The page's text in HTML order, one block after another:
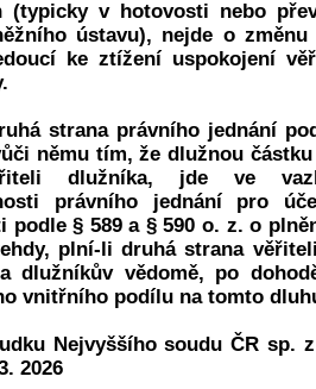
(typicky v hotovosti nebo
ústavu), nejde o
ke ztížení uspokojení
strana právního jednání
němu tím, že dlužnou
dlužníka, jde ve
právního jednání pro
podle § 589 a § 590 o. z. o
plní-li druhá strana
dlužníkův vědomě, po
vnitřního podílu na tomto
Nejvyššího soudu ČR sp.
2026